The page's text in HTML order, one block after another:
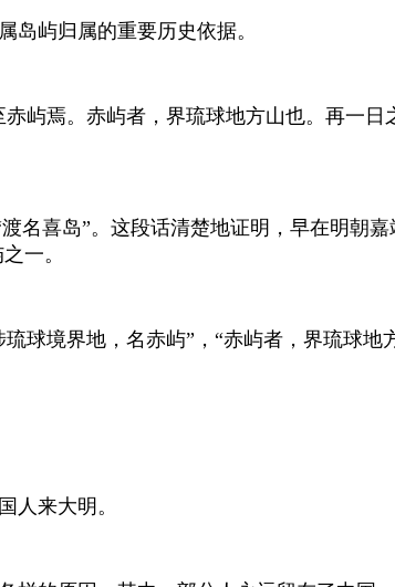
岛屿归属的重要历史依据。
屿焉。赤屿者，界琉球地方山也。再一
名喜岛”。这段话清楚地证明，早在明朝
一。
球境界地，名赤屿”，“赤屿者，界琉球
人来大明。